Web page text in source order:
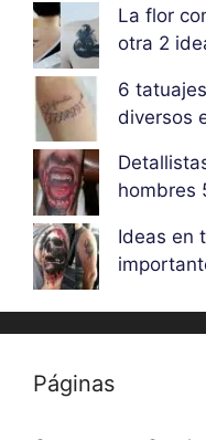
La flor
otra 2
6
diversos
hombres
Ideas en
Páginas